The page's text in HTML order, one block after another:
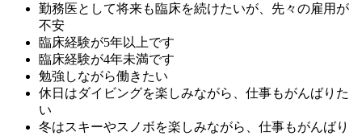
勤務医として将来も臨床を続けたいが、先々の雇用が
不安
臨床経験が5年以上です
臨床経験が4年未満です
勉強しながら働きたい
休日はダイビングを楽しみながら、仕事もがんばりた
い
冬はスキーやスノボを楽しみながら、仕事もがんばり